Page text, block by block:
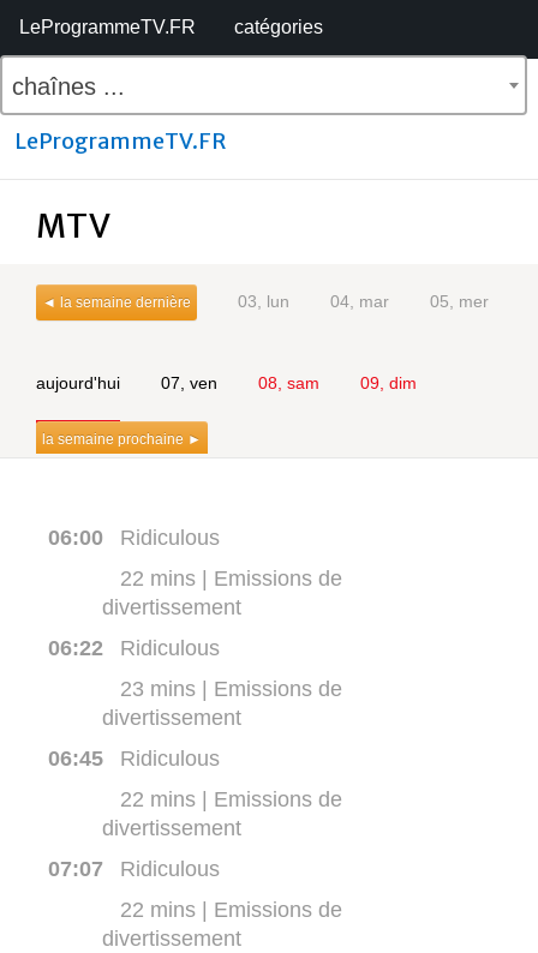
LeProgrammeTV.FR catégories
chaînes ...
LeProgrammeTV.FR
MTV
◄ la semaine dernière 03, lun 04, mar 05, mer
aujourd'hui 07, ven 08, sam 09, dim
la semaine prochaine ►
06:00Ridiculous
22 mins | Emissions de
divertissement
06:22Ridiculous
23 mins | Emissions de
divertissement
06:45Ridiculous
22 mins | Emissions de
divertissement
07:07 Ridiculous
22 mins | Emissions de
divertissement